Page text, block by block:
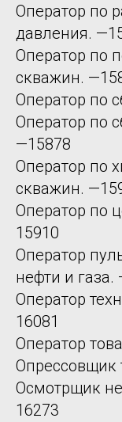
Оператор по
давления.
Оператор по
скважин.
Оператор по
Оператор по
—15878
Оператор по
скважин.
Оператор по
15910
Оператор
нефти и газа.
Оператор
16081
Оператор
Опрессовщик
Осмотрщик
16273